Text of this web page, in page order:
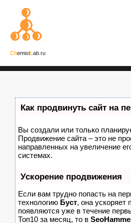
ChemistL ab.ru
Как продвинуть сайт на
Вы создали или только
Продвижение сайта – это не
направленных на увеличение
системах.
Ускорение продвижения
Если вам трудно попасть на
технологию Буст, она ускоряет
появляются уже в течение
Топ10 за месяц, то в